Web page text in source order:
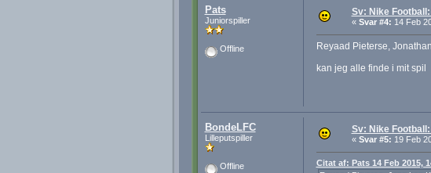
Pats
Juniorspiller
Offline
Sv: Nike
« Svar #4: 14 Feb
Reyaad Pieterse,
kan jeg alle finde i mit spil
BondeLFC
Lilleputspiller
Offline
Sv: Nike
« Svar #5: 19 Feb
Citat af: Pats 14 Feb 2015,